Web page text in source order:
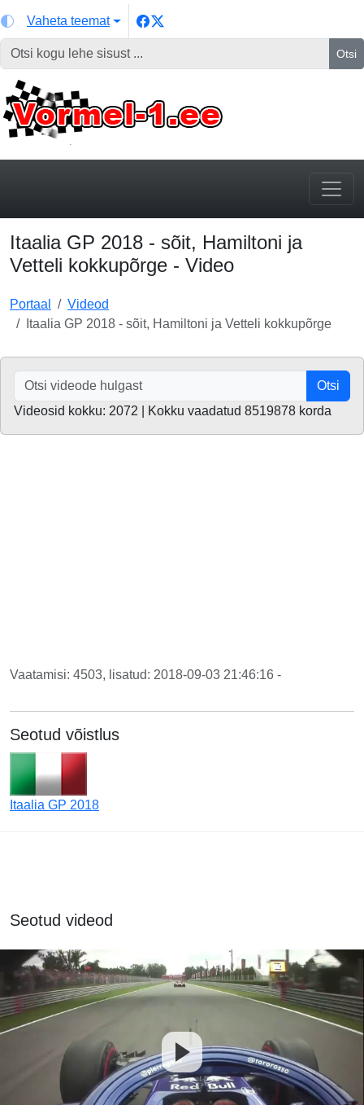
Vaheta teemat
Otsi
Itaalia GP 2018 - sõit, Hamiltoni ja
Vetteli kokkupõrge - Video
Portaal
Videod
Itaalia GP 2018 - sõit, Hamiltoni ja Vetteli kokkupõrge
Otsi
Videosid kokku: 2072 | Kokku vaadatud 8519878 korda
Vaatamisi: 4503, lisatud: 2018-09-03 21:46:16 -
Seotud võistlus
Itaalia GP 2018
Seotud videod